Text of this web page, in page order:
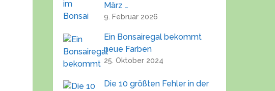
März …
9. Februar 2026
Ein Bonsairegal bekommt
neue Farben
25. Oktober 2024
Die 10 größten Fehler in der